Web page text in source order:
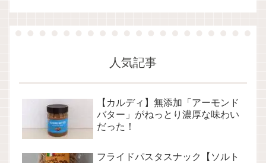
人気記事
【カルディ】無添加「アーモンド
バター」がねっとり濃厚な味わい
だった！
フライドパスタスナック【ソルト